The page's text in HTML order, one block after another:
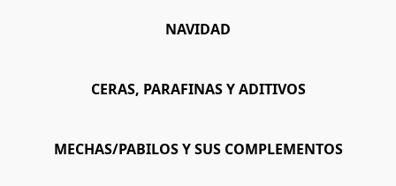
NAVIDAD
CERAS, PARAFINAS Y ADITIVOS
MECHAS/PABILOS Y SUS COMPLEMENTOS